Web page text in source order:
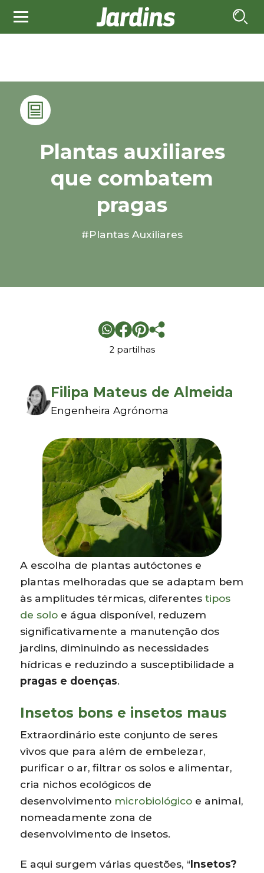
Plantas auxiliares
que combatem
pragas
#Plantas Auxiliares
2 partilhas
Filipa Mateus de Almeida
Engenheira Agrónoma
A escolha de plantas autóctones e
plantas melhoradas que se adaptam bem
às amplitudes térmicas, diferentestipos
de solo e água disponível, reduzem
significativamente a manutenção dos
jardins, diminuindo as necessidades
hídricas e reduzindo a susceptibilidade a
pragas e doenças.
Insetos bons e insetos maus
Extraordinário este conjunto de seres
vivos que para além de embelezar,
purificar o ar, filtrar os solos e alimentar,
cria nichos ecológicos de
desenvolvimento microbiológico e animal,
nomeadamente zona de
desenvolvimento de insetos.
E aqui surgem várias questões, “Insetos?